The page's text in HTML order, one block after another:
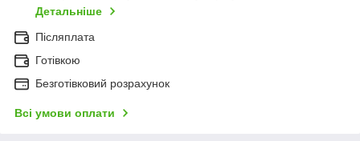
Детальніше
Післяплата
Готівкою
Безготівковий розрахунок
Всі умови оплати